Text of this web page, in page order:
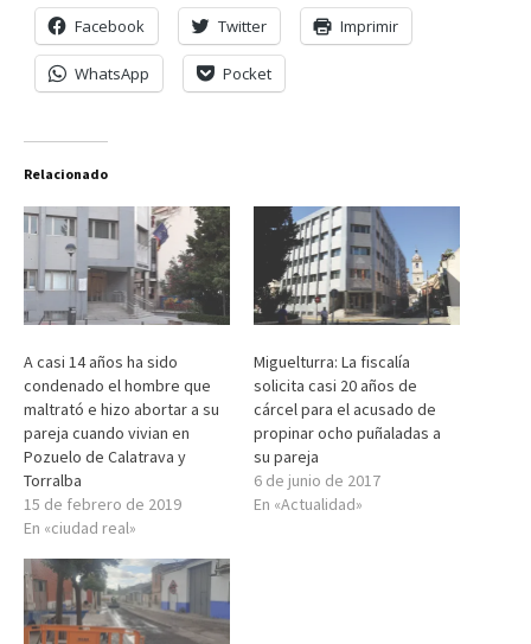
Facebook Twitter Imprimir
WhatsApp Pocket
Relacionado
A casi 14 años ha sido
condenado el hombre que
maltrató e hizo abortar a su
pareja cuando vivian en
Pozuelo de Calatrava y
Torralba
15 de febrero de 2019
En «ciudad real»
Miguelturra: La fiscalía
solicita casi 20 años de
cárcel para el acusado de
propinar ocho puñaladas a
su pareja
6 de junio de 2017
En «Actualidad»